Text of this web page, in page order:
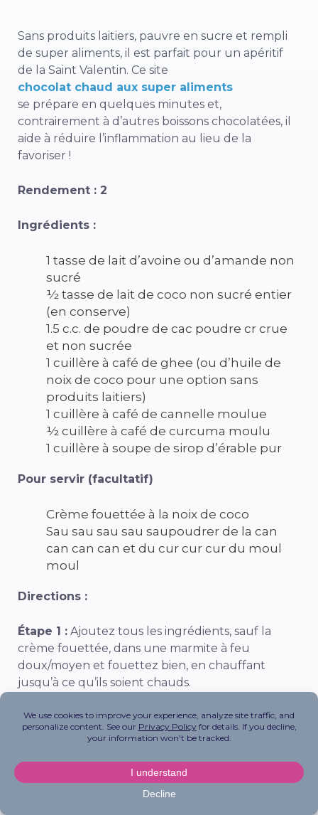
Sans produits laitiers, pauvre en sucre et rempli
de super aliments, il est parfait pour un apéritif
de la Saint Valentin. Ce site
chocolat chaud aux super aliments
se prépare en quelques minutes et,
contrairement à d’autres boissons chocolatées, il
aide à réduire l’inflammation au lieu de la
favoriser !
Rendement : 2
Ingrédients :
1 tasse de lait d’avoine ou d’amande non
sucré
½ tasse de lait de coco non sucré entier
(en conserve)
1.5 c.c. de poudre de cac poudre cr crue
et non sucrée
1 cuillère à café de ghee (ou d’huile de
noix de coco pour une option sans
produits laitiers)
1 cuillère à café de cannelle moulue
½ cuillère à café de curcuma moulu
1 cuillère à soupe de sirop d’érable pur
Pour servir (facultatif)
Crème fouettée à la noix de coco
Sau sau sau sau saupoudrer de la can
can can can et du cur cur cur du moul
moul
Directions :
Étape 1 : Ajoutez tous les ingrédients, sauf la
crème fouettée, dans une marmite à feu
doux/moyen et fouettez bien, en chauffant
jusqu’à ce qu’ils soient chauds.
Étape 2 :Versez dans deux mugs et garnissez de
crème fouettée à la noix de coco et saupoudrez
Boules de brownie crues